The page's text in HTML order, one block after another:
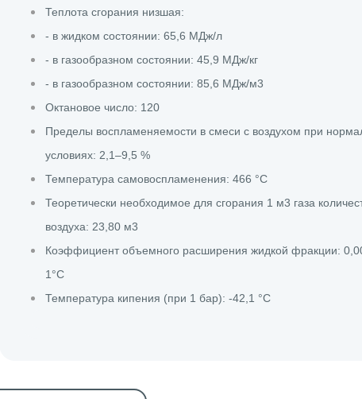
Теплота сгорания низшая:
- в жидком состоянии: 65,6 МДж/л
- в газообразном состоянии: 45,9 МДж/кг
- в газообразном состоянии: 85,6 МДж/м3
Октановое число: 120
Пределы воспламеняемости в смеси с воздухом при
условиях: 2,1–9,5 %
Температура самовоспламенения: 466 °С
Теоретически необходимое для сгорания 1 м3 газа
воздуха: 23,80 м3
Коэффициент объемного расширения жидкой фракции:
1°С
Температура кипения (при 1 бар): -42,1 °С